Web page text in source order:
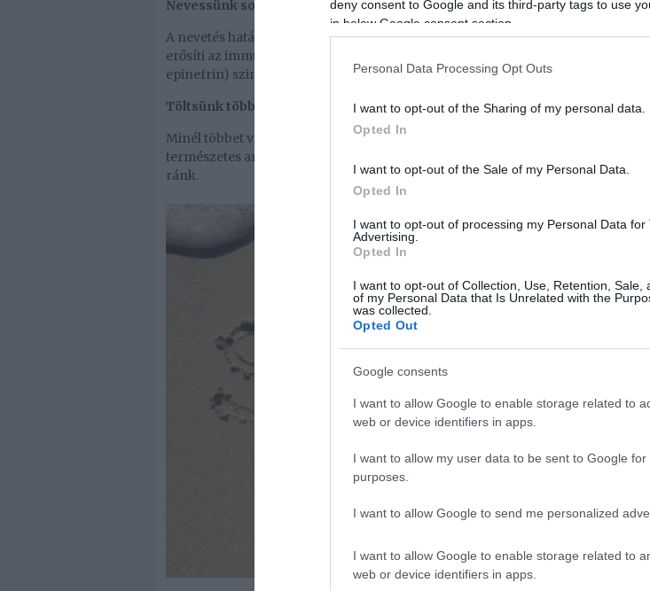
deny consent to Google and its third-party tags to use
in below Google consent section.
Personal Data Processing Opt Outs
I want to opt-out of the Sharing of my personal data.
Opted In
I want to opt-out of the Sale of my Personal Data.
Opted In
I want to opt-out of processing my Personal Data for
Advertising.
Opted In
I want to opt-out of Collection, Use, Retention, Sale,
of my Personal Data that Is Unrelated with the
was collected.
Opted Out
Google consents
I want to allow Google to enable storage related to
web or device identifiers in apps.
I want to allow my user data to be sent to Google
purposes.
I want to allow Google to send me personalized
I want to allow Google to enable storage related to
web or device identifiers in apps.
Nevessünk sokat!
A nevetés hatására endorfin szabadul fel a szervezetünkben, amely javítja a
erősíti az immunrendszerünket. Továbbá csökkenti a stresszhoromok (kortizol
epinefrin) szintjét.
Töltsünk több időt a természetben!
Minél többet vagyunk a természetben, annál jobb, hiszen a szabadban töltött idő
természetes antidepresszáns. Az illatok és már maga a látvány is rendkívül
ránk.